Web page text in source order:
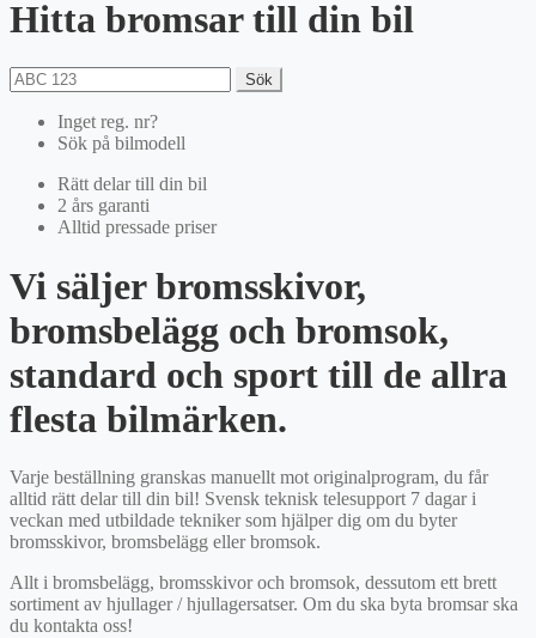
Hitta bromsar till din bil
Sök
Inget reg. nr?
Sök på bilmodell
Rätt delar till din bil
2 års garanti
Alltid pressade priser
Vi säljer bromsskivor,
bromsbelägg och bromsok,
standard och sport till de allra
flesta bilmärken.
Varje beställning granskas manuellt mot originalprogram, du får
alltid rätt delar till din bil! Svensk teknisk telesupport 7 dagar i
veckan med utbildade tekniker som hjälper dig om du byter
bromsskivor, bromsbelägg eller bromsok.
Allt i bromsbelägg, bromsskivor och bromsok, dessutom ett brett
sortiment av hjullager / hjullagersatser. Om du ska byta bromsar ska
du kontakta oss!